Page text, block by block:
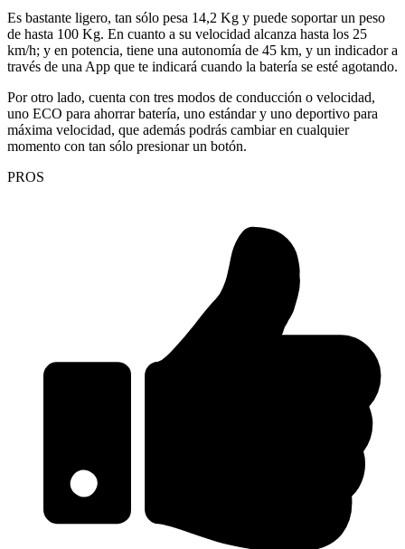
Es bastante ligero, tan sólo pesa 14,2 Kg y puede soportar un peso
de hasta 100 Kg. En cuanto a su velocidad alcanza hasta los 25
km/h; y en potencia, tiene una autonomía de 45 km, y un indicador a
través de una App que te indicará cuando la batería se esté agotando.
Por otro lado, cuenta con tres modos de conducción o velocidad,
uno ECO para ahorrar batería, uno estándar y uno deportivo para
máxima velocidad, que además podrás cambiar en cualquier
momento con tan sólo presionar un botón.
PROS